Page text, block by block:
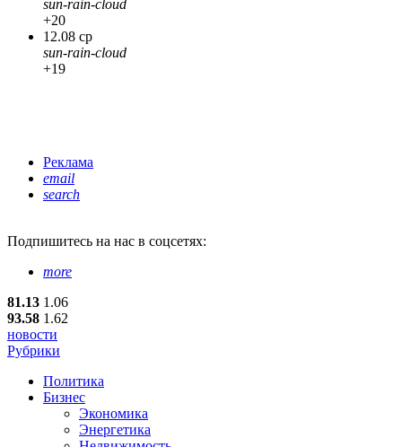
sun-rain-cloud
+20
12.08 ср
sun-rain-cloud
+19
Реклама
email
search
Подпишитесь на нас в соцсетях:
more
81.13 1.06
93.58 1.62
новости
Рубрики
Политика
Бизнес
Экономика
Энергетика